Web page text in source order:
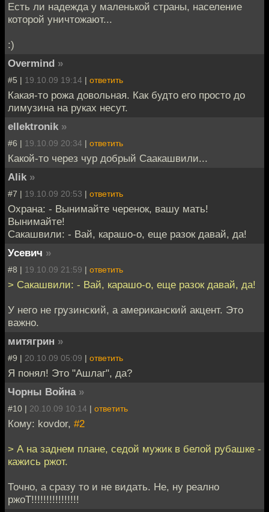
Есть ли надежда у маленькой страны, население
которой уничтожают...
:)
Overmind »
#5 | 19.10.09 19:14 | ответить
Какая-то рожа довольная. Как будто его просто до
лимузина на руках несут.
ellektronik »
#6 | 19.10.09 20:34 | ответить
Какой-то через чур добрый Саакашвили...
Alik »
#7 | 19.10.09 20:53 | ответить
Охрана: - Вынимайте черенок, вашу мать!
Вынимайте!
Сакашвили: - Вай, карашо-о, еще разок давай, да!
Усевич »
#8 | 19.10.09 21:59 | ответить
> Сакашвили: - Вай, карашо-о, еще разок давай, да!
У него не грузинский, а американский акцент. Это
важно.
митягрин »
#9 | 20.10.09 05:09 | ответить
Я понял! Это "Ашлаг", да?
Чорны Война »
#10 | 20.10.09 10:14 | ответить
Кому: kovdor, #2
> А на заднем плане, седой мужик в белой рубашке -
кажись ржот.
Точно, а сразу то и не видать. Не, ну реално
ржоТ!!!!!!!!!!!!!!!!